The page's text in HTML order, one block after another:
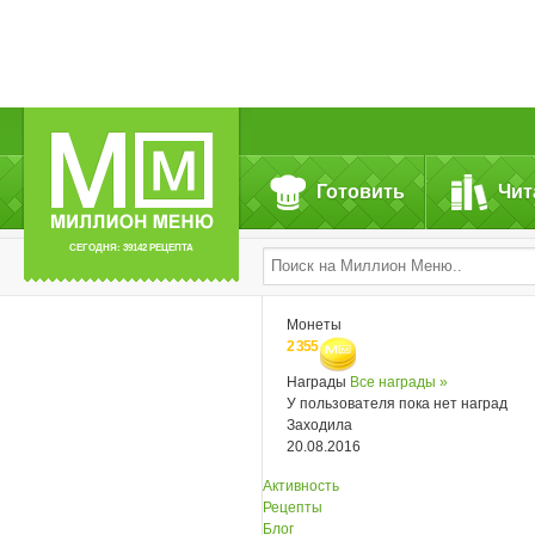
СЕГОДНЯ: 39142 РЕЦЕПТА
Готовить
Монеты
2 355
Награды Все награды »
У пользователя пока нет наград
Заходила
20.08.2016
Активность
Рецепты
Блог